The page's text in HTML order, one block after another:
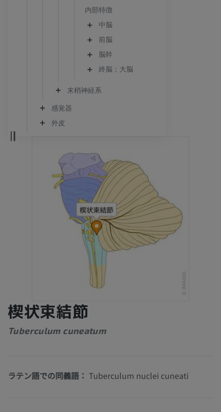
内部特徴
中脳
前脳
脳幹
終脳；大脳
末梢神経系
感覚器
外皮
楔状束結節
Tuberculum cuneatum
ラテン語での同義語： Tuberculum nuclei cuneati